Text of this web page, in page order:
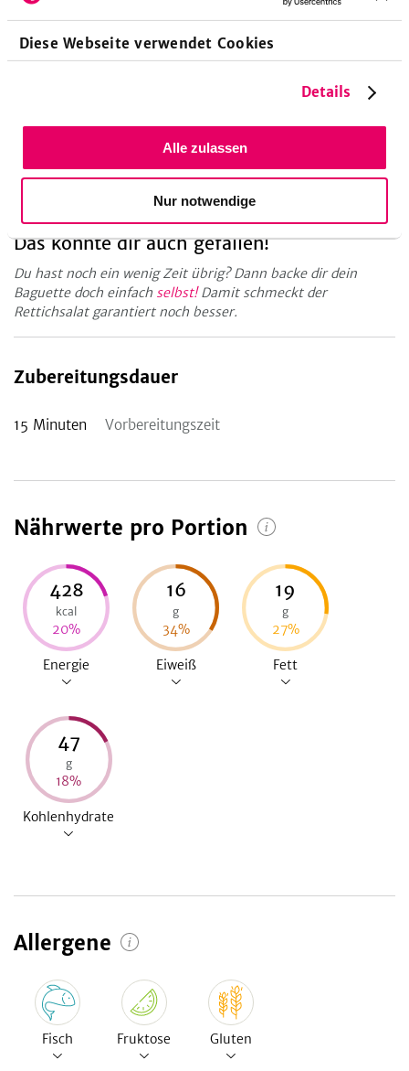
Diese Webseite verwendet Cookies
Details
Alle zulassen
Nur notwendige
Küchengeräte
Rettich findet sich nicht nur in Gerichten der asiatischen
Küche wieder, sondern steckt auch noch voller gesunder
Inhaltsstoffe. Na, Neugierig?Dan ran an die Rübe!
Das könnte dir auch gefallen!
Du hast noch ein wenig Zeit übrig? Dann backe dir dein
Baguette doch einfach selbst!Damit schmeckt der
Rettichsalat garantiert noch besser.
Zubereitungsdauer
15 Minuten Vorbereitungszeit
Nährwerte pro Portion
428
kcal
20%
Energie
16
g
34%
Eiweiß
19
g
27%
Fett
47
g
18%
Kohlenhydrate
Allergene
Fisch Fruktose Gluten